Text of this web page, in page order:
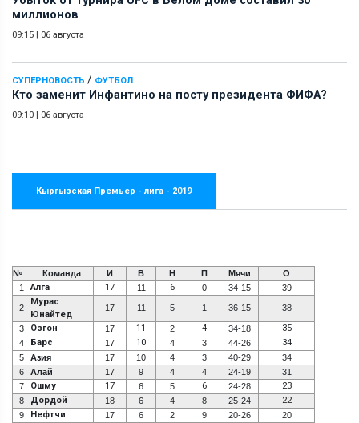
миллионов
09:15 | 06 августа
СУПЕРНОВОСТЬ / ФУТБОЛ
Кто заменит Инфантино на посту президента ФИФА?
09:10 | 06 августа
Кыргызская Премьер - лига - 2019
№ Команда И В Н П Мячи
О
1
Алга 17 11 6 0 34-15 39
2
Мурас
Юнайтед
17 11 5 1 36-15 38
3 Озгон 17 11 2 4 34-18 35
4 Барс 17 10 4 3 44-26 34
5 Азия 17 10 4 3 40-29
34
6
Алай 17 9 4 4 24-19
31
7
Ошму 17 6 5 6 24-28 23
8 Дордой 18 6 4 8 25-24 22
9 Нефтчи 17 6 2 9 20-26
20